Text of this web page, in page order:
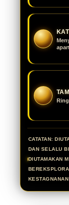
CATATAN:
DAN SELALU
DIUTAMAKAN
KESTAGNANAN